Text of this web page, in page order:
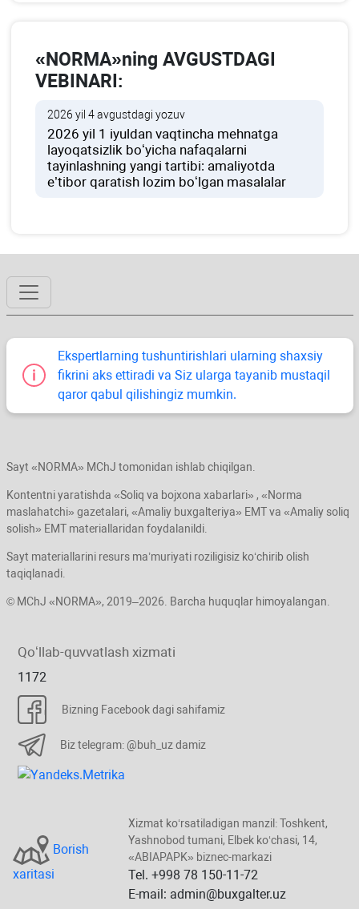
«NORMA»ning AVGUSTDAGI
VEBINARI:
2026 yil 4 avgustdagi yozuv
2026 yil 1 iyuldan vaqtincha mehnatga
layoqatsizlik boʻyicha nafaqalarni
tayinlashning yangi tartibi: amaliyotda
e’tibor qaratish lozim boʻlgan masalalar
Ekspertlarning tushuntirishlari ularning shaхsiy
fikrini aks ettiradi va Siz ularga tayanib mustaqil
qaror qabul qilishingiz mumkin.
Sayt «NORMA» MChJ tomonidan ishlab chiqilgan.
Kontentni yaratishda «Soliq va bojхona хabarlari» , «Norma
maslahatchi» gazetalari, «Amaliy buхgalteriya» EMT va «Amaliy soliq
solish» EMT materiallaridan foydalanildi.
Sayt materiallarini resurs ma’muriyati roziligisiz koʻchirib olish
taqiqlanadi.
© MChJ «NORMA», 2019–2026. Barcha huquqlar himoyalangan.
Qoʻllab-quvvatlash хizmati
1172
Bizning Facebook dagi sahifamiz
Biz telegram: @buh_uz damiz
Borish
хaritasi
Xizmat koʻrsatiladigan manzil: Toshkent,
Yashnobod tumani, Elbek koʻchasi, 14,
«ABIAPAPK» biznec-markazi
Tel. +998 78 150-11-72
E-mail: admin@buxgalter.uz